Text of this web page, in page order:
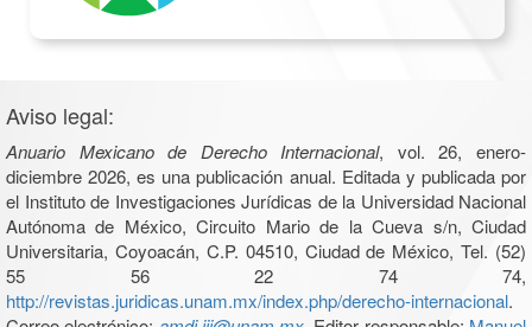
Aviso legal:
Anuario Mexicano de Derecho Internacional, vol. 26, enero-
diciembre 2026, es una publicación anual. Editada y publicada por
el Instituto de Investigaciones Jurídicas de la Universidad Nacional
Autónoma de México, Circuito Mario de la Cueva s/n, Ciudad
Universitaria, Coyoacán, C.P. 04510, Ciudad de México, Tel. (52)
55 56 22 74 74,
http://revistas.juridicas.unam.mx/index.php/derecho-internacional.